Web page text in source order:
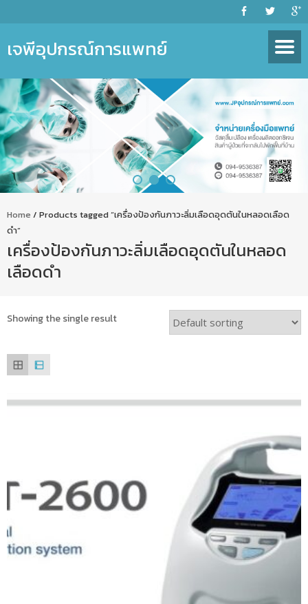
เจพีอุปกรณ์การแพทย์
Home / Products tagged “เครื่องป้องกันภาวะลิ่มเลือดอุดตันในหลอดเลือด
ดำ”
เครื่องป้องกันภาวะลิ่มเลือดอุดตันในหลอด
เลือดดำ
Showing the single result